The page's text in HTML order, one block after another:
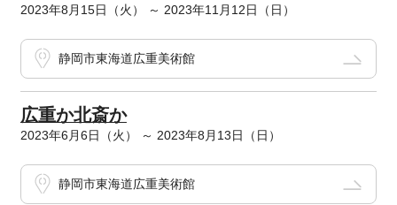
2023年8月15日（火） ～ 2023年11月12日（日）
静岡市東海道広重美術館
広重か北斎か
2023年6月6日（火） ～ 2023年8月13日（日）
静岡市東海道広重美術館